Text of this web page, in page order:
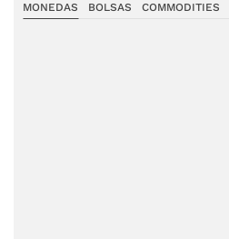
MONEDAS BOLSAS COMMODITIES